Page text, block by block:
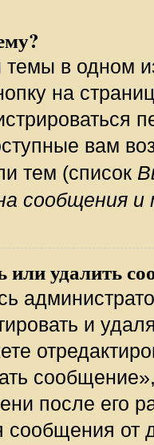
темы в одном
на
вам
тем (список
сообщения и
или удалить
и
после его
от